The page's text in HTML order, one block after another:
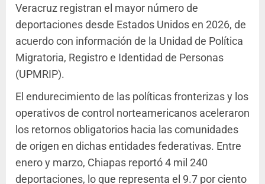
Veracruz registran el mayor número de
deportaciones desde Estados Unidos en 2026, de
acuerdo con información de la Unidad de Política
Migratoria, Registro e Identidad de Personas
(UPMRIP).
El endurecimiento de las políticas fronterizas y los
operativos de control norteamericanos aceleraron
los retornos obligatorios hacia las comunidades
de origen en dichas entidades federativas. Entre
enero y marzo, Chiapas reportó 4 mil 240
deportaciones, lo que representa el 9.7 por ciento